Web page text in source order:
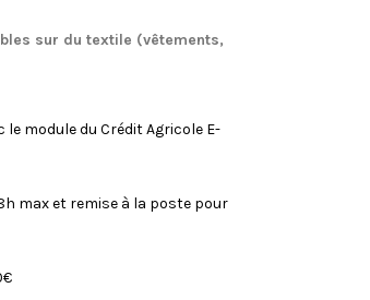
sur du textile (vêtements,
le module du Crédit Agricole E-
max et remise à la poste pour